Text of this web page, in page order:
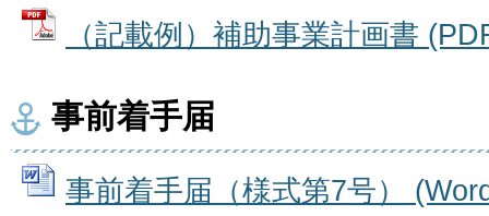
（記載例）補助事業計画書
事前着手届
事前着手届（様式第7号）